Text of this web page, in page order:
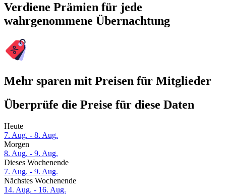
Verdiene Prämien für jede
wahrgenommene Übernachtung
Mehr sparen mit Preisen für Mitglieder
Überprüfe die Preise für diese Daten
Heute
7. Aug. - 8. Aug.
Morgen
8. Aug. - 9. Aug.
Dieses Wochenende
7. Aug. - 9. Aug.
Nächstes Wochenende
14. Aug. - 16. Aug.